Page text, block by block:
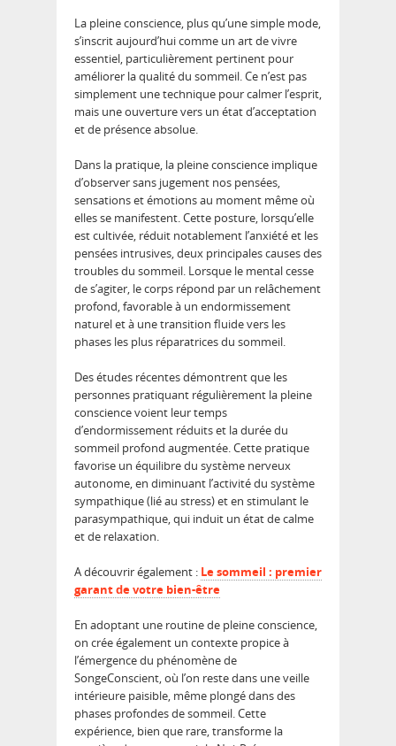
La pleine conscience, plus qu’une simple mode,
s’inscrit aujourd’hui comme un art de vivre
essentiel, particulièrement pertinent pour
améliorer la qualité du sommeil. Ce n’est pas
simplement une technique pour calmer l’esprit,
mais une ouverture vers un état d’acceptation
et de présence absolue.
Dans la pratique, la pleine conscience implique
d’observer sans jugement nos pensées,
sensations et émotions au moment même où
elles se manifestent. Cette posture, lorsqu’elle
est cultivée, réduit notablement l’anxiété et les
pensées intrusives, deux principales causes des
troubles du sommeil. Lorsque le mental cesse
de s’agiter, le corps répond par un relâchement
profond, favorable à un endormissement
naturel et à une transition fluide vers les
phases les plus réparatrices du sommeil.
Des études récentes démontrent que les
personnes pratiquant régulièrement la pleine
conscience voient leur temps
d’endormissement réduits et la durée du
sommeil profond augmentée. Cette pratique
favorise un équilibre du système nerveux
autonome, en diminuant l’activité du système
sympathique (lié au stress) et en stimulant le
parasympathique, qui induit un état de calme
et de relaxation.
A découvrir également : Le sommeil : premier
garant de votre bien-être
En adoptant une routine de pleine conscience,
on crée également un contexte propice à
l’émergence du phénomène de
SongeConscient, où l’on reste dans une veille
intérieure paisible, même plongé dans des
phases profondes de sommeil. Cette
expérience, bien que rare, transforme la